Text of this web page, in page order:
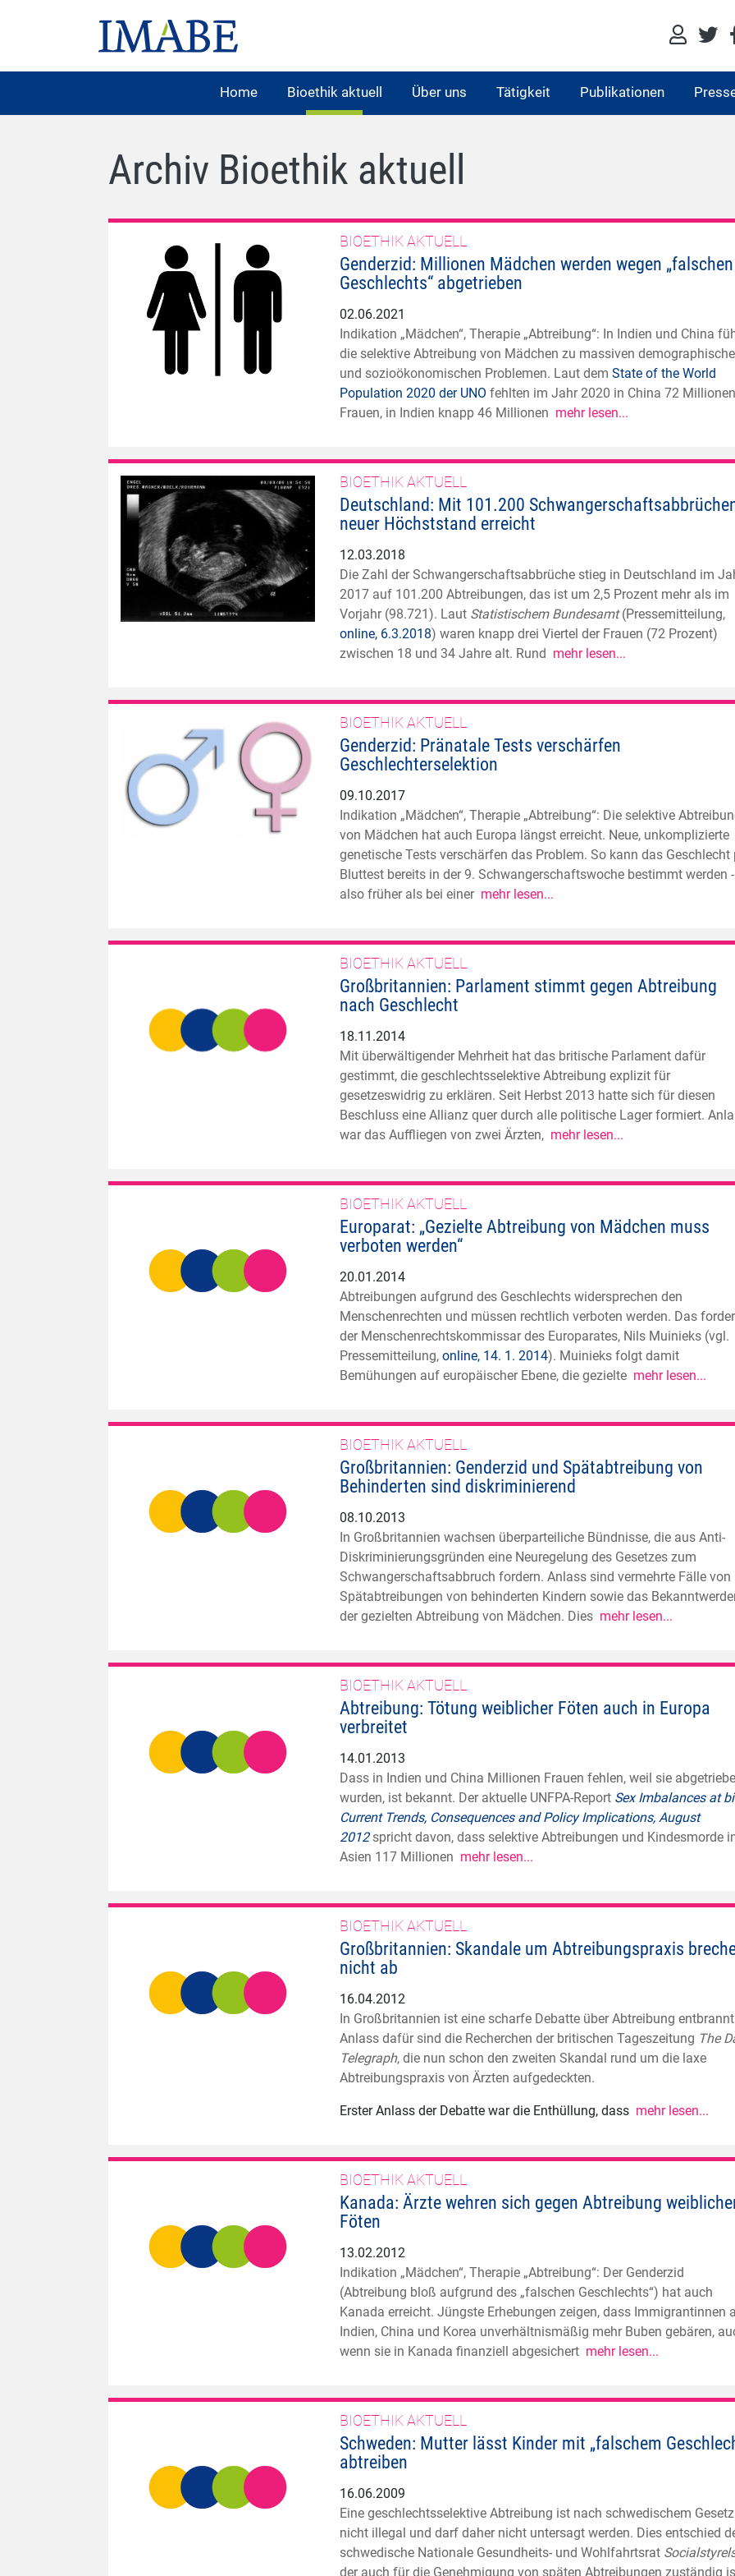
Home Bioethik aktuell Über uns Tätigkeit Publikationen
Archiv Bioethik aktuell
BIOETHIK AKTUELL
Genderzid: Millionen Mädchen werden wegen „falschen
Geschlechts“ abgetrieben
02.06.2021
Indikation „Mädchen“, Therapie „Abtreibung“: In Indien und China
die selektive Abtreibung von Mädchen zu massiven
und sozioökonomischen Problemen. Laut demState of the World
Population 2020 der UNO fehlten im Jahr 2020 in China 72 Millionen
Frauen, in Indien knapp 46 Millionen mehr lesen...
BIOETHIK AKTUELL
Deutschland: Mit 101.200
neuer Höchststand erreicht
12.03.2018
Die Zahl der Schwangerschaftsabbrüche stieg in Deutschland im
2017 auf 101.200 Abtreibungen, das ist um 2,5 Prozent mehr als im
Vorjahr (98.721). Laut Statistischem Bundesamt(Pressemitteilung,
online, 6.3.2018) waren knapp drei Viertel der Frauen (72 Prozent)
zwischen 18 und 34 Jahre alt. Rund mehr lesen...
BIOETHIK AKTUELL
Genderzid: Pränatale Tests verschärfen
Geschlechterselektion
09.10.2017
Indikation „Mädchen“, Therapie „Abtreibung“: Die selektive
von Mädchen hat auch Europa längst erreicht. Neue, unkomplizierte
genetische Tests verschärfen das Problem. So kann das Geschlecht
Bluttest bereits in der 9. Schwangerschaftswoche bestimmt werden -
also früher als bei einer mehr lesen...
BIOETHIK AKTUELL
Großbritannien: Parlament stimmt gegen Abtreibung
nach Geschlecht
18.11.2014
Mit überwältigender Mehrheit hat das britische Parlament dafür
gestimmt, die geschlechtsselektive Abtreibung explizit für
gesetzeswidrig zu erklären. Seit Herbst 2013 hatte sich für diesen
Beschluss eine Allianz quer durch alle politische Lager formiert.
war das Auffliegen von zwei Ärzten, mehr lesen...
BIOETHIK AKTUELL
Europarat: „Gezielte Abtreibung von Mädchen muss
verboten werden“
20.01.2014
Abtreibungen aufgrund des Geschlechts widersprechen den
Menschenrechten und müssen rechtlich verboten werden. Das
der Menschenrechtskommissar des Europarates, Nils Muinieks (vgl.
Pressemitteilung,online, 14. 1. 2014). Muinieks folgt damit
Bemühungen auf europäischer Ebene, die gezielte mehr lesen...
BIOETHIK AKTUELL
Großbritannien: Genderzid und Spätabtreibung von
Behinderten sind diskriminierend
08.10.2013
In Großbritannien wachsen überparteiliche Bündnisse, die aus Anti-
Diskriminierungsgründen eine Neuregelung des Gesetzes zum
Schwangerschaftsabbruch fordern. Anlass sind vermehrte Fälle von
Spätabtreibungen von behinderten Kindern sowie das
der gezielten Abtreibung von Mädchen. Dies mehr lesen...
BIOETHIK AKTUELL
Abtreibung: Tötung weiblicher Föten auch in Europa
verbreitet
14.01.2013
Dass in Indien und China Millionen Frauen fehlen, weil sie
wurden, ist bekannt. Der aktuelle UNFPA-Report Sex Imbalances at
Current Trends, Consequences and Policy Implications, August
2012spricht davon, dass selektive Abtreibungen und Kindesmorde
Asien 117 Millionen mehr lesen...
BIOETHIK AKTUELL
Großbritannien: Skandale um Abtreibungspraxis
nicht ab
16.04.2012
In Großbritannien ist eine scharfe Debatte über Abtreibung
Anlass dafür sind die Recherchen der britischen Tageszeitung The
Telegraph, die nun schon den zweiten Skandal rund um die laxe
Abtreibungspraxis von Ärzten aufgedeckten.
Erster Anlass der Debatte war die Enthüllung, dass mehr lesen...
BIOETHIK AKTUELL
Kanada: Ärzte wehren sich gegen Abtreibung
Föten
13.02.2012
Indikation „Mädchen“, Therapie „Abtreibung“: Der Genderzid
(Abtreibung bloß aufgrund des „falschen Geschlechts“) hat auch
Kanada erreicht. Jüngste Erhebungen zeigen, dass Immigrantinnen
Indien, China und Korea unverhältnismäßig mehr Buben gebären,
wenn sie in Kanada finanziell abgesichert mehr lesen...
BIOETHIK AKTUELL
Schweden: Mutter lässt Kinder mit „falschem
abtreiben
16.06.2009
Eine geschlechtsselektive Abtreibung ist nach schwedischem Gesetz
nicht illegal und darf daher nicht untersagt werden. Dies entschied
schwedische Nationale Gesundheits- und Wohlfahrtsrat
der auch für die Genehmigung von späten Abtreibungen zuständig